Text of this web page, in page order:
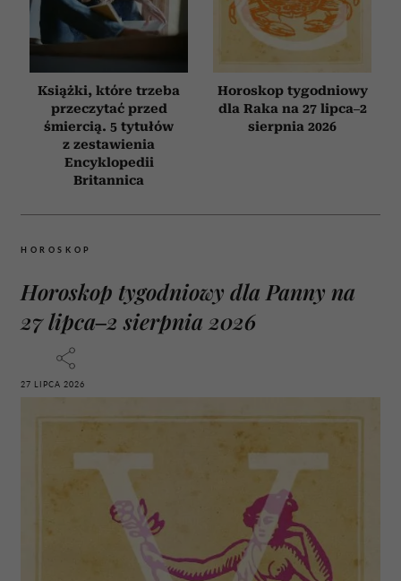
Książki, które trzeba
przeczytać przed
śmiercią. 5 tytułów
z zestawienia
Encyklopedii
Britannica
Horoskop tygodniowy
dla Raka na 27 lipca–2
sierpnia 2026
HOROSKOP
Horoskop tygodniowy dla Panny na
27 lipca–2 sierpnia 2026
27 LIPCA 2026